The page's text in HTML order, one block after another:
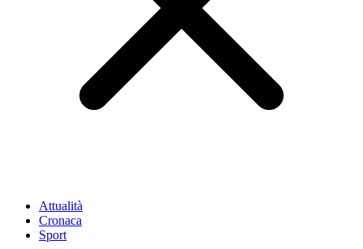
Attualità
Cronaca
Sport